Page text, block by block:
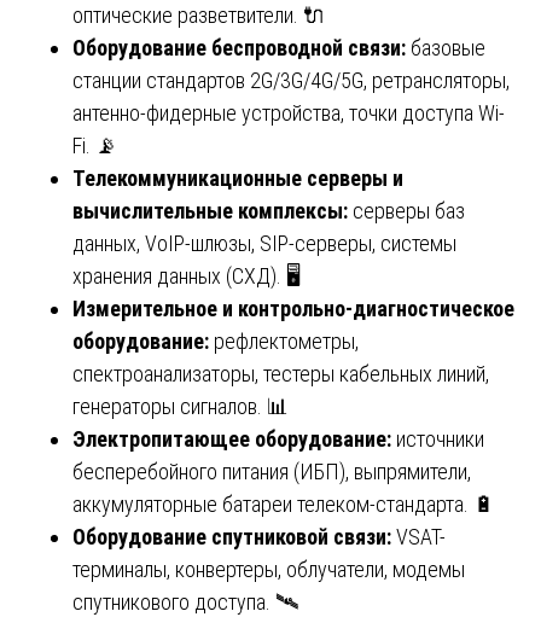
оптические разветвители. 🔌
Оборудование беспроводной связи: базовые
станции стандартов 2G/3G/4G/5G, ретрансляторы,
антенно-фидерные устройства, точки доступа Wi-
Fi. 📡
Телекоммуникационные серверы и
вычислительные комплексы: серверы баз
данных, VoIP-шлюзы, SIP-серверы, системы
хранения данных (СХД). 🖥️
Измерительное и контрольно-диагностическое
оборудование: рефлектометры,
спектроанализаторы, тестеры кабельных линий,
генераторы сигналов. 📊
Электропитающее оборудование: источники
бесперебойного питания (ИБП), выпрямители,
аккумуляторные батареи телеком-стандарта. 🔋
Оборудование спутниковой связи:VSAT-
терминалы, конвертеры, облучатели, модемы
спутникового доступа. 🛰️